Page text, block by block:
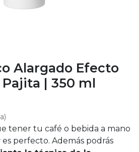
Alargado Efecto
| 350 ml
tener tu café o bebida a mano
perfecto. Además podrás